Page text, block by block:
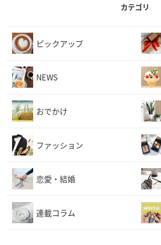
カテゴリ
ピックアップ
NEWS
おでかけ
ファッション
恋愛・結婚
連載コラム